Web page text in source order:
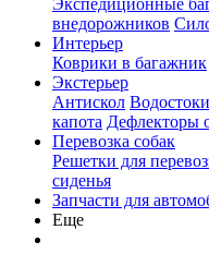
Экспедиционные
внедорожников
Интерьер
Коврики в багажник
Экстерьер
Антискол
капота Дефлекторы
Перевозка собак
Решетки для
сиденья
Запчасти для
Еще